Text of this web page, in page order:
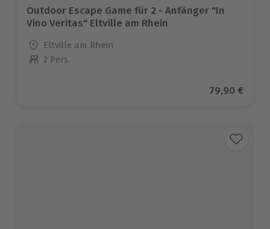
Outdoor Escape Game für 2 - Anfänger "In
Vino Veritas" Eltville am Rhein
Standort
Eltville am Rhein
Anzahl der Teilnehmer
2 Pers.
Aktueller
79,90 €